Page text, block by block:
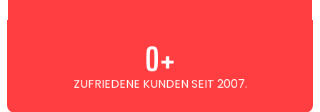
ZUFRIEDENE KUNDEN SEIT 2007.
0+